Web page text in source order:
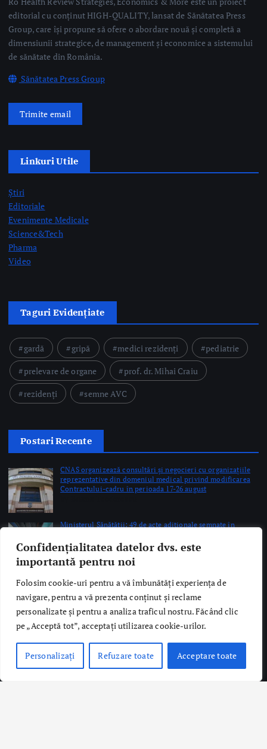
Confidențialitatea datelor dvs. este
importantă pentru noi
Folosim cookie-uri pentru a vă îmbunătăți experiența de
navigare, pentru a vă prezenta conținut și reclame
personalizate și pentru a analiza traficul nostru. Făcând clic
pe „Acceptă tot”, acceptați utilizarea cookie-urilor.
Personalizați Refuzare toate Acceptare toate
Linkuri Utile
Editoriale
Science&Tech
Pharma
gardă gripă
rezidenți
Postari Recente
CNAS organizează consultări și negocieri cu organizațiile
reprezentative din domeniul medical privind modificarea
Contractului-cadru în perioada 17-26 august
by Briana Teodorescu
Ministerul Sănătății: 49 de acte adiționale semnate în
această săptămână pentru continuarea investițiilor în
ANT: Trei prelevări de organe și țesuturi la Bistrița și
by Briana Teodorescu
Copyright © 2026 Ro Health Review | Powered bySănătatea Press
Group